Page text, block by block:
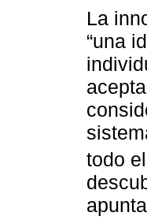
La
“una
todo